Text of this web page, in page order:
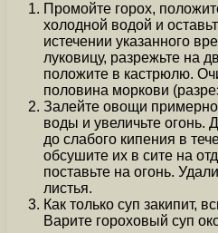
Промойте горох,
холодной водой и
истечении указанного
луковицу, разрежьте на
положите в кастрюлю.
половина моркови
Залейте овощи
воды и увеличьте огонь.
до слабого кипения в
обсушите их в сите на
поставьте на огонь.
листья.
Как только суп закипит,
Варите гороховый суп